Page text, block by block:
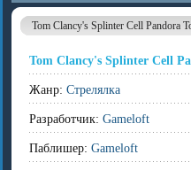
Tom Clancy's Splinter Cell Pandora
Tom Clancy's Splinter Cell
Жанр: Стрелялка
Разработчик: Gameloft
Паблишер: Gameloft